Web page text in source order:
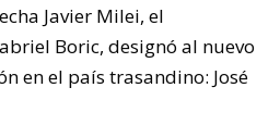
Javier Milei, el
Boric, designó al nuevo
en el país trasandino: José